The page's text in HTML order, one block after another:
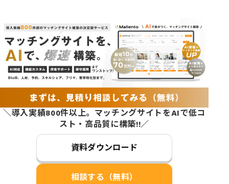
＼導入実績800件以上。マッチングサイトをAIで低コ
スト・高品質に構築!!／
資料ダウンロード
相談する（無料）